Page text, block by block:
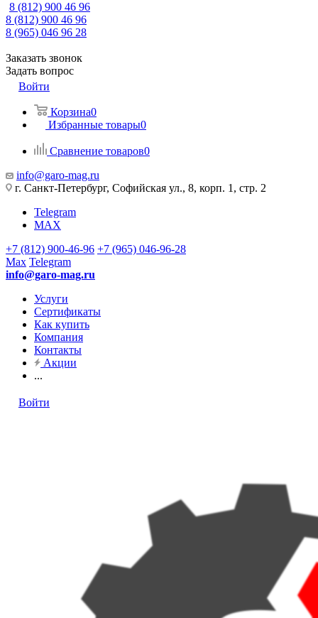
8 (812) 900 46 96
8 (812) 900 46 96
8 (965) 046 96 28
Заказать звонок
Задать вопрос
Войти
Корзина0
Избранные товары0
Сравнение товаров0
info@garo-mag.ru
г. Санкт-Петербург, Софийская ул., 8, корп. 1, стр. 2
Telegram
MAX
+7 (812) 900-46-96 +7 (965) 046-96-28
Max Telegram
info@garo-mag.ru
Услуги
Сертификаты
Как купить
Компания
Контакты
Акции
...
Войти